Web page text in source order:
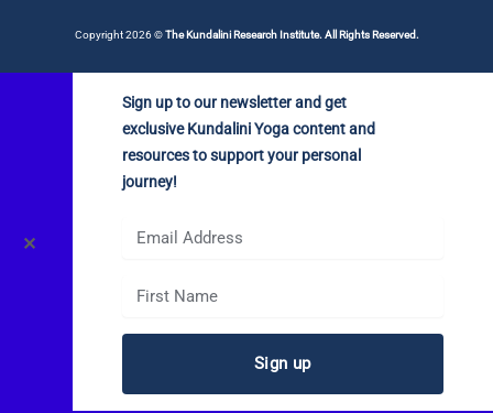
Copyright 2026 ©The Kundalini Research Institute. All Rights Reserved.
✕
Sign up to our newsletter and get
exclusive Kundalini Yoga content and
resources to support your personal
journey!
Sign up